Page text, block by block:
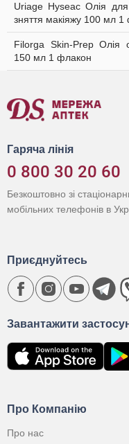
Uriage Hyseac Олія
зняття макіяжу 100 мл 1
Filorga Skin-Prep Олія
150 мл 1 флакон
Гаряча лінія
0 800 30 20 60
Безкоштовно зі
мобільних телефонів в
Про Компанію
Про нас
Завантажити
Приєднуйтесь